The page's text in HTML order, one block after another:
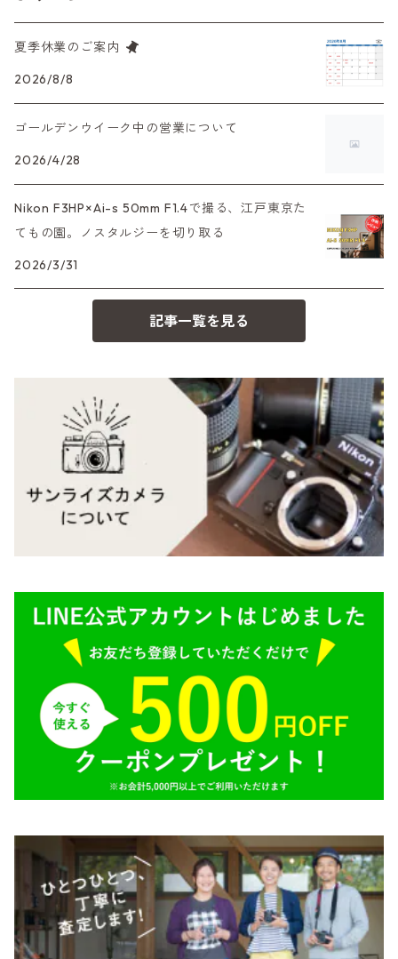
M42単焦点レンズ
PEN F、FT
OM-1
Konica（コニカ）
C35シリーズ
HEXAR
Leica（ライカ）
バルナック
minilux
HASSELBLAD（ハッセルブラッド）
Rollei（ローライ）
35シリーズ
RICOH（リコー）
コンパクト
Voigtlander（フォクトレンダー）
YASHICA（ヤシカ）
Carl Zeiss（カールツァイス）
Mamiya（マミヤ）
M645,二眼レフ
Plaubel（プラウベル）
SONY（ソニー）
SIGMA（シグマ）
Tokina（トキナー）
TAMRON（タムロン）
K&F（ケーアンドエフ）
その他
大判カメラ
デジタルカメラ
S（ニコン）
FD（キヤノン）
EF（キヤノン）
OM（オリンパス）
A（ミノルタ（ソニー））
MD（ミノルタ）
K（ペンタックス）
CY（ヤシカコンタックス）
M（ライカ）
R（ライカ）
AR（コニカ）
O（その他）
滅多にお目にかかれない激レア商品！
プレゼント、贈答用にも！
夏季休業のご案内
2026/8/8
ゴールデンウイーク中の営業について
2026/4/28
Nikon F3HP×Ai-s 50mm F1.4で撮る、江戸東京た
てもの園。ノスタルジーを切り取る
2026/3/31
記事一覧を見る